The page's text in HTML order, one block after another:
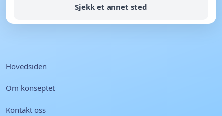
Sjekk et annet sted
Hovedsiden
Om konseptet
Kontakt oss